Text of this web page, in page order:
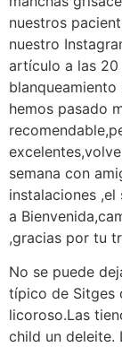
nuestros
nuestro
artículo a las 20
hemos pasado
semana con
instalaciones
a
,gracias por tu
No se puede
típico de Sitges
licoroso.Las
child un deleite.